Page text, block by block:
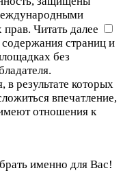
прав. Читать далее
страниц и
без
результате которых
впечатление,
отношения к
именно для Вас!